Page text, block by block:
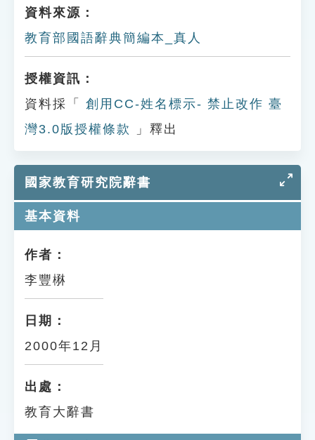
資料來源：
教育部國語辭典簡編本_真人
授權資訊：
資料採「
創用CC-姓名標示- 禁止改作 臺
灣3.0版授權條款
」釋出
國家教育研究院辭書
基本資料
作者：
李豐楙
日期：
2000年12月
出處：
教育大辭書